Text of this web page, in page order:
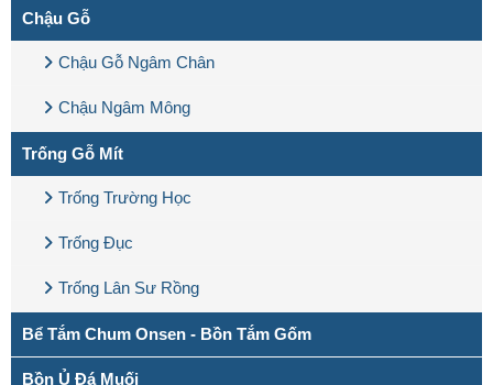
Chậu Gỗ
Chậu Gỗ Ngâm Chân
Chậu Ngâm Mông
Trống Gỗ Mít
Trống Trường Học
Trống Đục
Trống Lân Sư Rồng
Bể Tắm Chum Onsen - Bồn Tắm Gốm
Bồn Ủ Đá Muối